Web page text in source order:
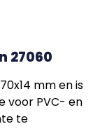
27060
mm en is
voor PVC- en
te